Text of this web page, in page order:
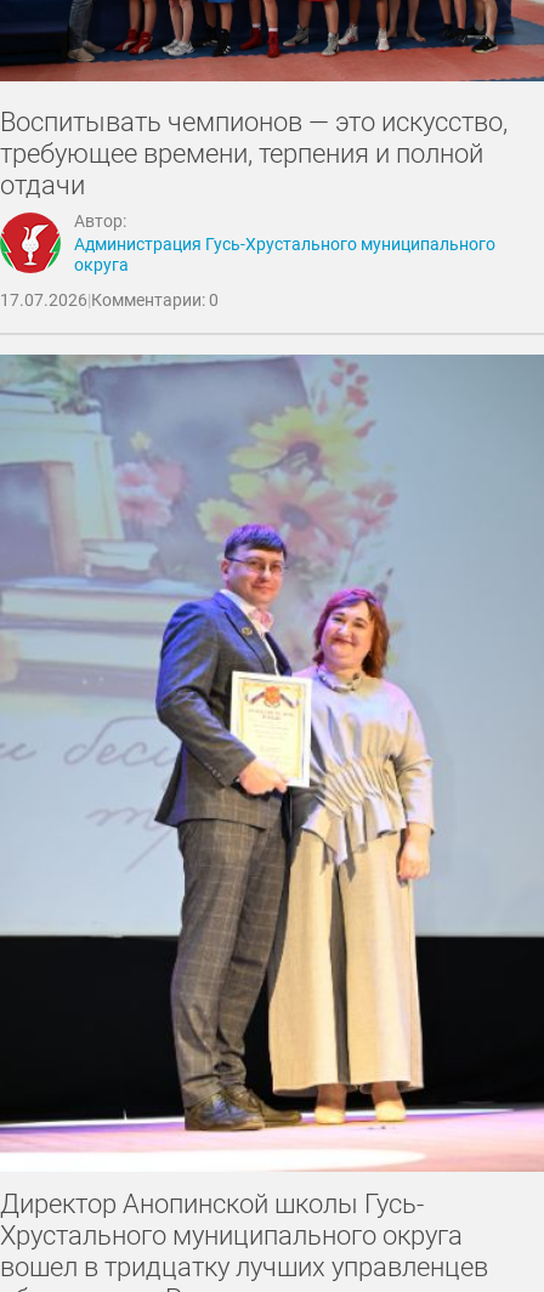
Воспитывать чемпионов — это искусство,
требующее времени, терпения и полной
отдачи
Автор:
Администрация Гусь-Хрустального муниципального
округа
17.07.2026|Комментарии: 0
Директор Анопинской школы Гусь-
Хрустального муниципального округа
вошел в тридцатку лучших управленцев